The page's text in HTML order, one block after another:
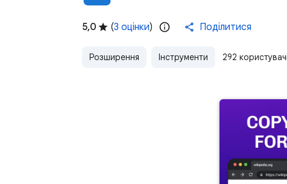
5,0 (3 оцінки) Поділитися
Розширення Інструменти 292 користувачі